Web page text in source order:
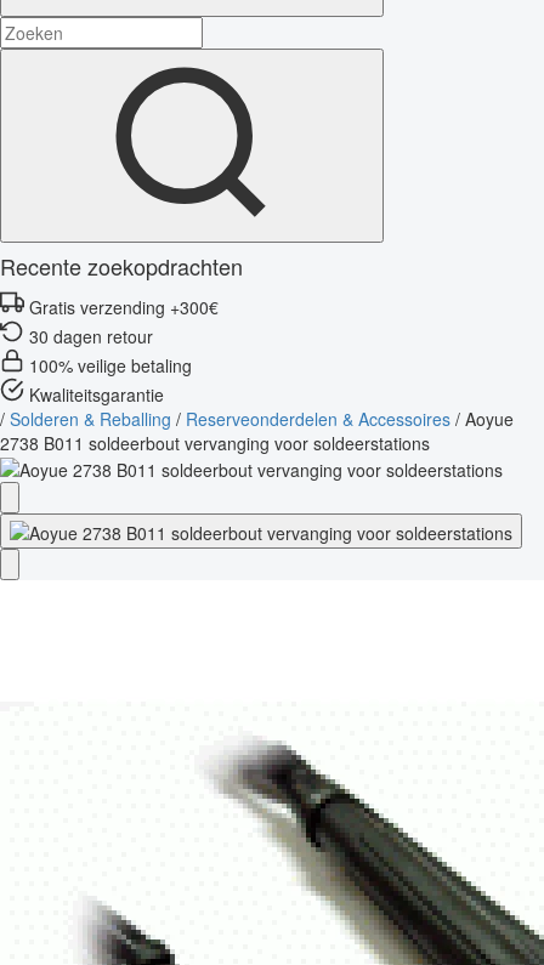
Recente zoekopdrachten
Gratis verzending +300€
30 dagen retour
100% veilige betaling
Kwaliteitsgarantie
/ Solderen & Reballing / Reserveonderdelen & Accessoires / Aoyue
2738 B011 soldeerbout vervanging voor soldeerstations